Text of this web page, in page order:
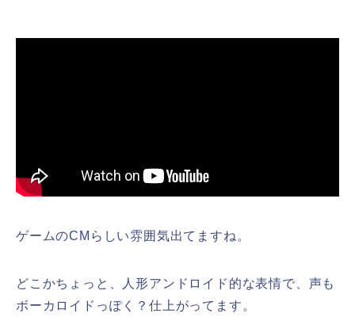
ゲームのCMらしい雰囲気出てますね。
どこかちょっと、人形アンドロイド的な表情で、声も
ボーカロイドっぽく？仕上がってます。